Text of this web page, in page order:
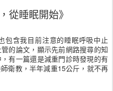
從睡眠開始》
包含我目前注意的睡眠呼吸中止
的論文，顯示先前網路搜尋的知
有一篇還是減重門診時發現的有
衛教，半年減重15公斤，就不再